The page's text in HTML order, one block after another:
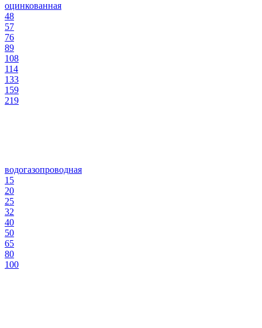
оцинкованная
48
57
76
89
108
114
133
159
219
водогазопроводная
15
20
25
32
40
50
65
80
100